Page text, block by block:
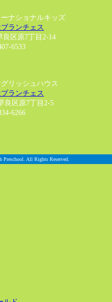
ナショナルキッズ
ランチェス
良区原7丁目2-14
6533
リッシュハウス
ランチェス
良区原7丁目2-5
6266
All Rights Reserved.